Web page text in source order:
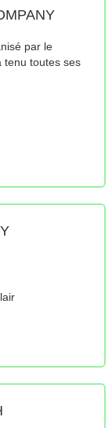
par le
tenu toutes ses